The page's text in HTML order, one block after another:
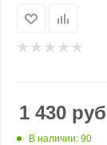
1 430
В наличии: 90